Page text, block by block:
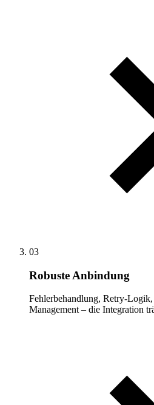
03
Robuste Anbindung
Fehlerbehandlung, Retry-
Management – die Integration